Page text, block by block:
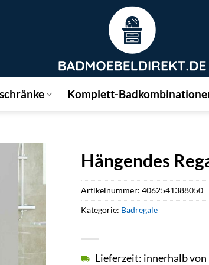
Komplett-
Hängendes
Lieferzeit: innerhalb von
Artikelnummer:4062541388050
Kategorie: Badregale